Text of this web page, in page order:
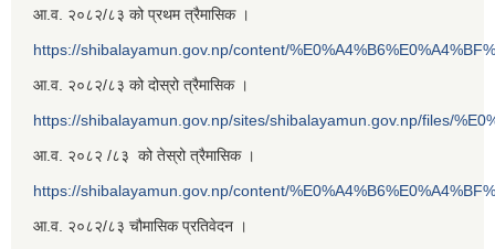
आ.व. २०८२/८३ को प्रथम त्रैमासिक ।
https://shibalayamun.gov.np/content/
आ.व. २०८२/८३ को दोस्रो त्रैमासिक ।
https://shibalayamun.gov.np/sites/shibalayamun.gov.np/files/
आ.व. २०८२ /८३ को तेस्रो त्रैमासिक ।
https://shibalayamun.gov.np/content/
आ.व. २०८२/८३ चौमासिक प्रतिवेदन ।